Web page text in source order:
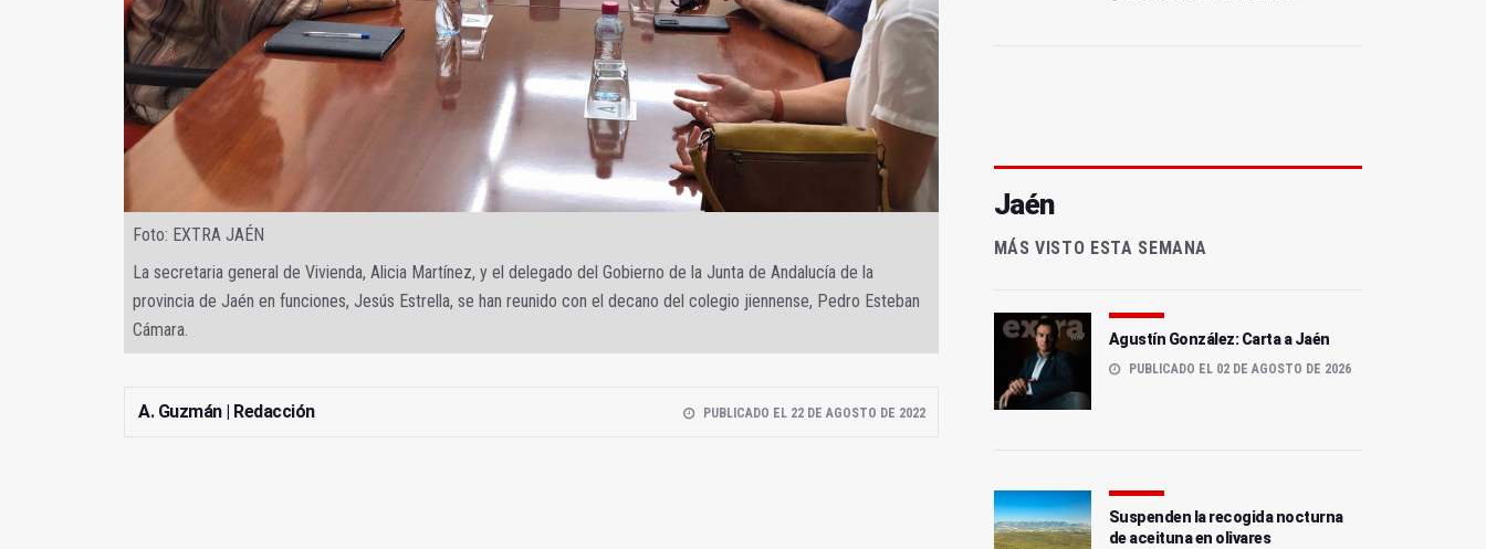
Foto: EXTRA JAÉN
La secretaria general de Vivienda, Alicia Martínez, y el delegado del Gobierno de la Junta de Andalucía de la
provincia de Jaén en funciones, Jesús Estrella, se han reunido con el decano del colegio jiennense, Pedro Esteban
Cámara.
A. Guzmán | Redacción PUBLICADO EL 22 DE AGOSTO DE 2022
Jaén
MÁS VISTO ESTA SEMANA
Agustín González: Carta a Jaén
PUBLICADO EL 02 DE AGOSTO DE 2026
Suspenden la recogida nocturna
de aceituna en olivares